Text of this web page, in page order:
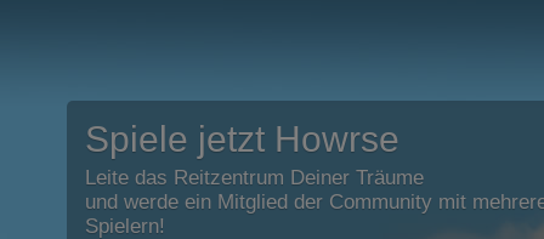
Spiele jetzt Howrse
Leite das Reitzentrum Deiner Träume
und werde ein Mitglied der Community mit
Spielern!